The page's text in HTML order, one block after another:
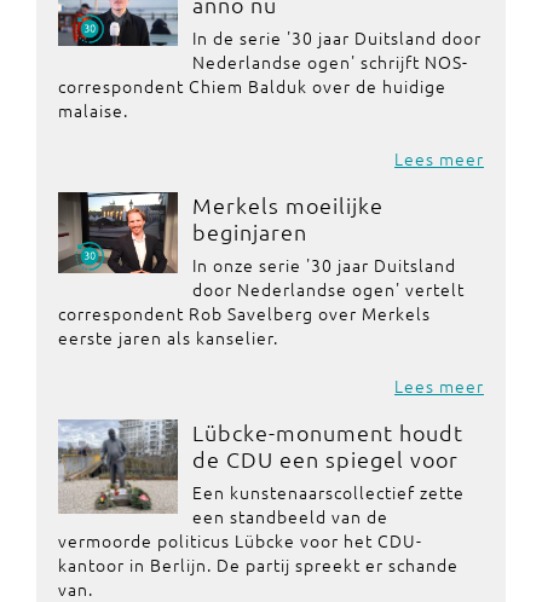
In de serie '30 jaar Duitsland door
Nederlandse ogen' schrijft NOS-
correspondent Chiem Balduk over de huidige
malaise.
Lees meer
Merkels moeilijke
beginjaren
In onze serie '30 jaar Duitsland
door Nederlandse ogen' vertelt
correspondent Rob Savelberg over Merkels
eerste jaren als kanselier.
Lees meer
Lübcke-monument houdt
de CDU een spiegel voor
Een kunstenaarscollectief zette
een standbeeld van de
vermoorde politicus Lübcke voor het CDU-
kantoor in Berlijn. De partij spreekt er schande
van.